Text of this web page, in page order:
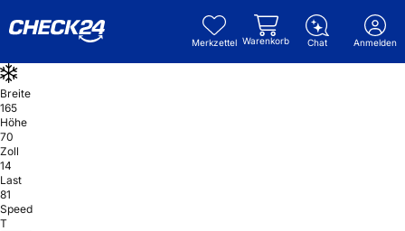
Merkzettel Warenkorb Chat Anmelden
Breite
165
Höhe
70
Zoll
14
Last
81
Speed
T